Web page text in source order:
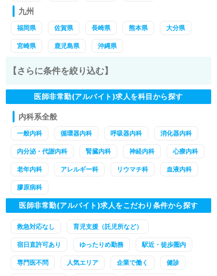
九州
福岡県 佐賀県 長崎県 熊本県 大分県
宮崎県 鹿児島県 沖縄県
【さらに条件を絞り込む】
医師非常勤(アルバイト)求人を科目から探す
内科系全般
一般内科 循環器内科 呼吸器内科 消化器内科
内分泌・代謝内科 腎臓内科 神経内科 心療内科
老年内科 アレルギー科 リウマチ科 血液内科
膠原病科
医師非常勤(アルバイト)求人をこだわり条件から探す
救急対応なし 育児支援（託児所など）
宿日直許可あり ゆったりめ勤務 駅近・徒歩圏内
専門医不問 人気エリア 企業で働く 健診